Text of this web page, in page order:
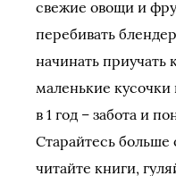
свежие овощи и
перебивать
начинать приучать
маленькие
в 1 год – забота и
Старайтесь
читайте книги,